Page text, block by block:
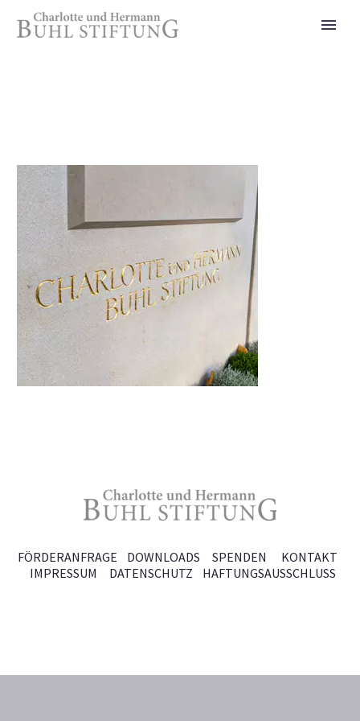
FÖRDERANFRAGE DOWNLOADS SPENDEN
KONTAKT
IMPRESSUM
DATENSCHUTZ HAFTUNGSAUSSCHLUSS